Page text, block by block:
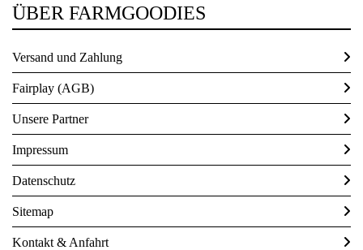
ÜBER FARMGOODIES
Versand und Zahlung
Fairplay (AGB)
Unsere Partner
Impressum
Datenschutz
Sitemap
Kontakt & Anfahrt